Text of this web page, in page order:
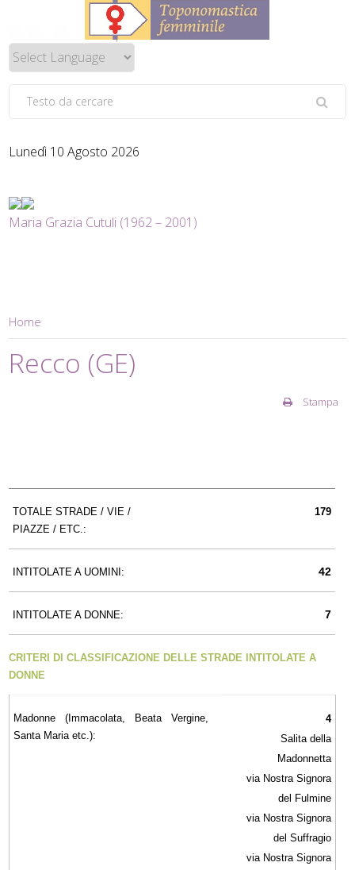
Lunedì 10 Agosto 2026
Maria Grazia Cutuli (1962 – 2001)
Home
Recco (GE)
Stampa
TOTALE STRADE / VIE /
PIAZZE / ETC.:
179
INTITOLATE A UOMINI: 42
INTITOLATE A DONNE: 7
CRITERI DI CLASSIFICAZIONE DELLE STRADE INTITOLATE A
DONNE
Madonne (Immacolata, Beata Vergine,
Santa Maria etc.):
4
Salita della
Madonnetta
via Nostra Signora
del Fulmine
via Nostra Signora
del Suffragio
via Nostra Signora